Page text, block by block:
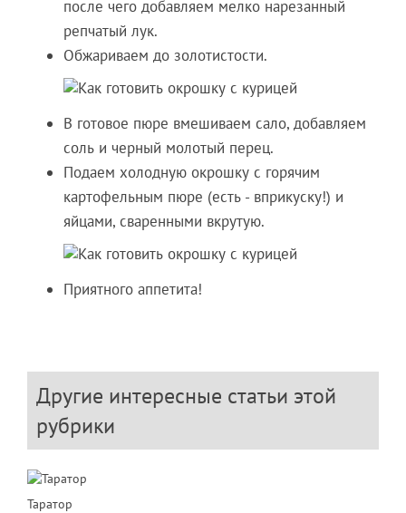
после чего добавляем мелко нарезанный
репчатый лук.
Обжариваем до золотистости.
В готовое пюре вмешиваем сало, добавляем
соль и черный молотый перец.
Подаем холодную окрошку с горячим
картофельным пюре (есть - вприкуску!) и
яйцами, сваренными вкрутую.
Приятного аппетита!
Другие интересные статьи этой
рубрики
Таратор